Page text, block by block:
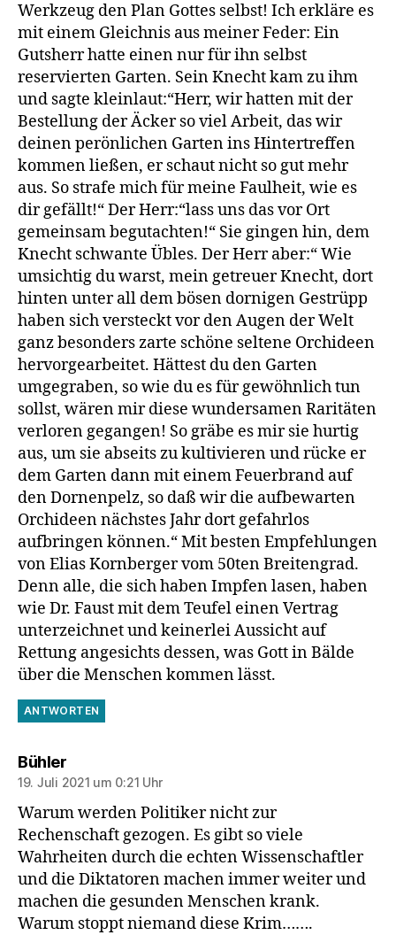
Werkzeug den Plan Gottes selbst! Ich erkläre es
mit einem Gleichnis aus meiner Feder: Ein
Gutsherr hatte einen nur für ihn selbst
reservierten Garten. Sein Knecht kam zu ihm
und sagte kleinlaut:“Herr, wir hatten mit der
Bestellung der Äcker so viel Arbeit, das wir
deinen perönlichen Garten ins Hintertreffen
kommen ließen, er schaut nicht so gut mehr
aus. So strafe mich für meine Faulheit, wie es
dir gefällt!“ Der Herr:“lass uns das vor Ort
gemeinsam begutachten!“ Sie gingen hin, dem
Knecht schwante Übles. Der Herr aber:“ Wie
umsichtig du warst, mein getreuer Knecht, dort
hinten unter all dem bösen dornigen Gestrüpp
haben sich versteckt vor den Augen der Welt
ganz besonders zarte schöne seltene Orchideen
hervorgearbeitet. Hättest du den Garten
umgegraben, so wie du es für gewöhnlich tun
sollst, wären mir diese wundersamen Raritäten
verloren gegangen! So gräbe es mir sie hurtig
aus, um sie abseits zu kultivieren und rücke er
dem Garten dann mit einem Feuerbrand auf
den Dornenpelz, so daß wir die aufbewarten
Orchideen nächstes Jahr dort gefahrlos
aufbringen können.“ Mit besten Empfehlungen
von Elias Kornberger vom 50ten Breitengrad.
Denn alle, die sich haben Impfen lasen, haben
wie Dr. Faust mit dem Teufel einen Vertrag
unterzeichnet und keinerlei Aussicht auf
Rettung angesichts dessen, was Gott in Bälde
über die Menschen kommen lässt.
ANTWORTEN
Bühlersagt:
19. Juli 2021 um 0:21 Uhr
Warum werden Politiker nicht zur
Rechenschaft gezogen. Es gibt so viele
Wahrheiten durch die echten Wissenschaftler
und die Diktatoren machen immer weiter und
machen die gesunden Menschen krank.
Warum stoppt niemand diese Krim…….